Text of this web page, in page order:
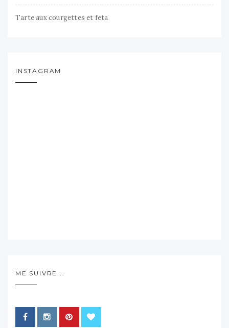
Tarte aux courgettes et feta
INSTAGRAM
ME SUIVRE...